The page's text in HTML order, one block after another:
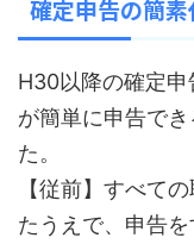
確定申告の簡素
H30以降の確定
が簡単に申告で
た。
【従前】すべて
たうえで、申告を